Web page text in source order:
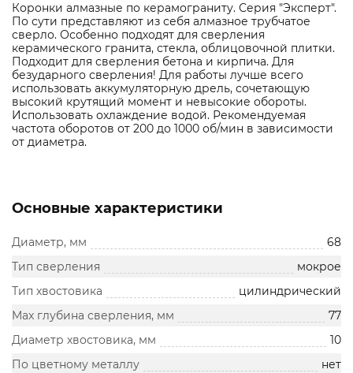
Коронки алмазные по керамограниту. Серия "Эксперт".
По сути представляют из себя алмазное трубчатое
сверло. Особенно подходят для сверления
керамического гранита, стекла, облицовочной плитки.
Подходит для сверления бетона и кирпича. Для
безударного сверления! Для работы лучше всего
использовать аккумуляторную дрель, сочетающую
высокий крутящий момент и невысокие обороты.
Использовать охлаждение водой. Рекомендуемая
частота оборотов от 200 до 1000 об/мин в зависимости
от диаметра.
Основные характеристики
Диаметр, мм
68
Тип сверления
мокрое
Тип хвостовика
цилиндрический
Max глубина сверления, мм
77
Диаметр хвостовика, мм
10
По цветному металлу
нет